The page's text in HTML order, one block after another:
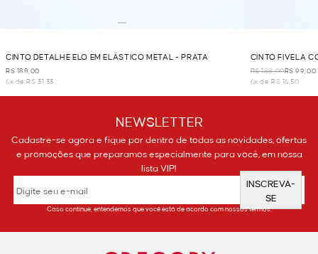
CINTO DETALHE ELO EM ELÁSTICO METAL - PRATA
R$ 188,00
6x de R$ 31,33
CINTO FIVELA
R$ 188,00R$ 99,00
6x de R$ 16,50
NEWSLETTER
Cadastre-se agora e fique por dentro de todas as novidades, ofertas
e promoções que preparamos especialmente para você, em nossa
lista VIP!
INSCREVA-
SE
Caso continue, entendemos que você está de acordo com nossos termos.